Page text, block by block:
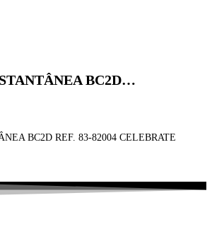
BC2D…
BC2D REF. 83-82004 CELEBRATE